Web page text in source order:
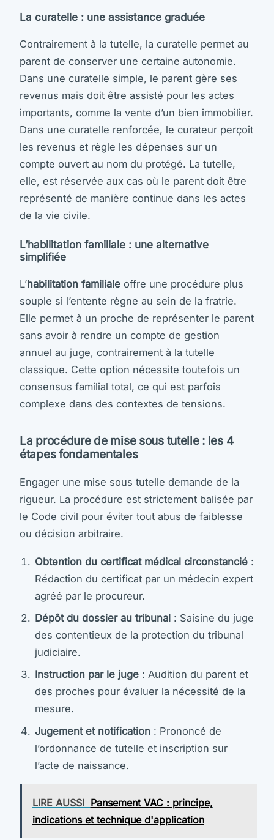
La curatelle : une assistance graduée
Contrairement à la tutelle, la curatelle permet au
parent de conserver une certaine autonomie.
Dans une curatelle simple, le parent gère ses
revenus mais doit être assisté pour les actes
importants, comme la vente d’un bien immobilier.
Dans une curatelle renforcée, le curateur perçoit
les revenus et règle les dépenses sur un
compte ouvert au nom du protégé. La tutelle,
elle, est réservée aux cas où le parent doit être
représenté de manière continue dans les actes
de la vie civile.
L’habilitation familiale : une alternative
simplifiée
L’habilitation familiale offre une procédure plus
souple si l’entente règne au sein de la fratrie.
Elle permet à un proche de représenter le parent
sans avoir à rendre un compte de gestion
annuel au juge, contrairement à la tutelle
classique. Cette option nécessite toutefois un
consensus familial total, ce qui est parfois
complexe dans des contextes de tensions.
La procédure de mise sous tutelle : les 4
étapes fondamentales
Engager une mise sous tutelle demande de la
rigueur. La procédure est strictement balisée par
le Code civil pour éviter tout abus de faiblesse
ou décision arbitraire.
Obtention du certificat médical circonstancié :
Rédaction du certificat par un médecin expert
agréé par le procureur.
Dépôt du dossier au tribunal : Saisine du juge
des contentieux de la protection du tribunal
judiciaire.
Instruction par le juge : Audition du parent et
des proches pour évaluer la nécessité de la
mesure.
Jugement et notification : Prononcé de
l’ordonnance de tutelle et inscription sur
l’acte de naissance.
LIRE AUSSI Pansement VAC : principe,
indications et technique d'application